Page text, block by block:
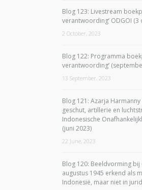
Blog 123: Livestream
verantwoording’ ODGOI
2 October, 2023
Blog 122: Programma
verantwoording’
13 September, 2023
Blog 121: Azarja
geschut, artillerie en
Indonesische
(juni 2023)
22 June, 2023
Blog 120: Beeldvorming bij
augustus 1945 erkend als
Indonesië, maar niet in